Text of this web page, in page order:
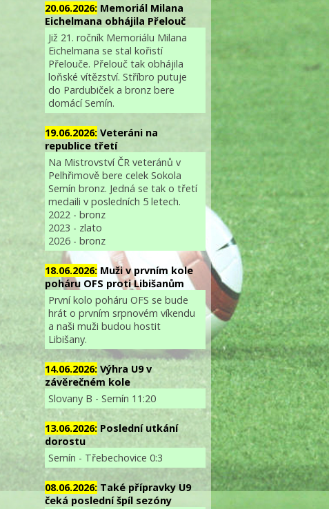
20.06.2026: Memoriál Milana
Eichelmana obhájila Přelouč
Již 21. ročník Memoriálu Milana
Eichelmana se stal kořistí
Přelouče. Přelouč tak obhájila
loňské vítězství. Stříbro putuje
do Pardubiček a bronz bere
domácí Semín.
19.06.2026: Veteráni na
republice třetí
Na Mistrovství ČR veteránů v
Pelhřimově bere celek Sokola
Semín bronz. Jedná se tak o třetí
medaili v posledních 5 letech.
2022 - bronz
2023 - zlato
2026 - bronz
18.06.2026: Muži v prvním kole
poháru OFS proti Libišanům
První kolo poháru OFS se bude
hrát o prvním srpnovém víkendu
a naši muži budou hostit
Libišany.
14.06.2026: Výhra U9 v
závěrečném kole
Slovany B - Semín 11:20
13.06.2026: Poslední utkání
dorostu
Semín - Třebechovice 0:3
08.06.2026: Také přípravky U9
čeká poslední špíl sezóny